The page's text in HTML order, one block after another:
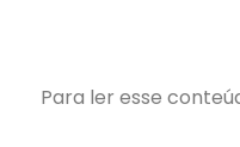
Para ler esse